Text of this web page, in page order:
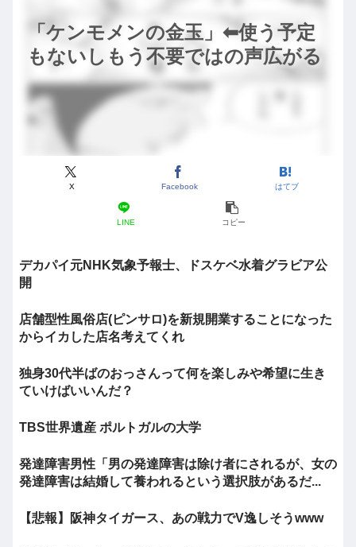
「ケンモメンの金玉」⬅使う予定
もないしもう不要ではの声広がる
X Facebook はてブ
LINE コピー
デカパイ元NHK気象予報士、ドスケベ水着グラビア公
開
店舗型性風俗店(ピンサロ)を新規開業することになった
からイカした店名考えてくれ
独身30代半ばのおっさんって何を楽しみや希望に生き
ていけばいいんだ？
TBS世界遺産 ポルトガルの大学
発達障害男性「男の発達障害は除け者にされるが、女の
発達障害は結婚して養われるという選択肢があるだ...
【悲報】阪神タイガース、あの戦力でV逸しそうwww